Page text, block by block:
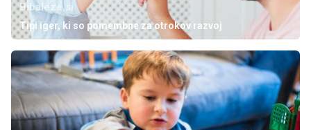
Bibaleze.si
Tipi iger, ki so pomembne za otrokov razvoj